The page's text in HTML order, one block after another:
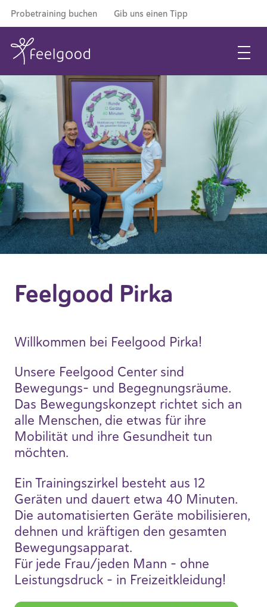
Probetraining buchen Gib uns einen Tipp
Feelgood Pirka
Willkommen bei Feelgood Pirka!
Unsere Feelgood Center sind
Bewegungs- und Begegnungsräume.
Das Bewegungskonzept richtet sich an
alle Menschen, die etwas für ihre
Mobilität und ihre Gesundheit tun
möchten.
Ein Trainingszirkel besteht aus 12
Geräten und dauert etwa 40 Minuten.
Die automatisierten Geräte mobilisieren,
dehnen und kräftigen den gesamten
Bewegungsapparat.
Für jede Frau/jeden Mann - ohne
Leistungsdruck - in Freizeitkleidung!